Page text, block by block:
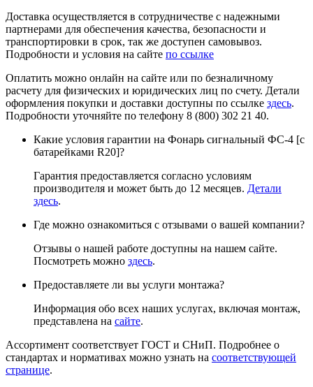
Доставка осуществляется в сотрудничестве с надежными
партнерами для обеспечения качества, безопасности и
транспортировки в срок, так же доступен самовывоз.
Подробности и условия на сайте по ссылке
Оплатить можно онлайн на сайте или по безналичному
расчету для физических и юридических лиц по счету. Детали
оформления покупки и доставки доступны по ссылке здесь.
Подробности уточняйте по телефону 8 (800) 302 21 40.
Какие условия гарантии на Фонарь сигнальный ФС-4 [с
батарейками R20]?
Гарантия предоставляется согласно условиям
производителя и может быть до 12 месяцев. Детали
здесь.
Где можно ознакомиться с отзывами о вашей компании?
Отзывы о нашей работе доступны на нашем сайте.
Посмотреть можно здесь.
Предоставляете ли вы услуги монтажа?
Информация обо всех наших услугах, включая монтаж,
представлена на сайте.
Ассортимент соответствует ГОСТ и СНиП. Подробнее о
стандартах и нормативах можно узнать на соответствующей
странице.